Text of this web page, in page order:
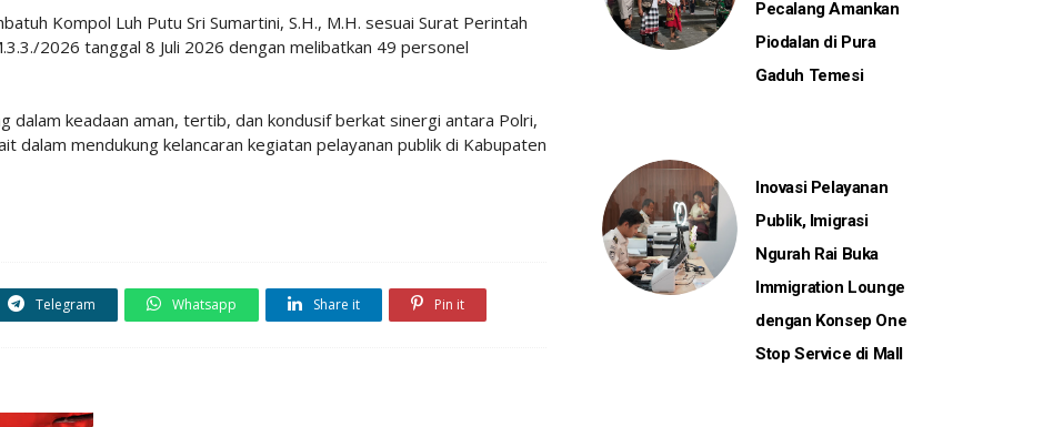
Kompol Luh Putu Sri Sumartini, S.H., M.H. sesuai Surat Perintah
2026 tanggal 8 Juli 2026 dengan melibatkan 49 personel
dalam keadaan aman, tertib, dan kondusif berkat sinergi antara Polri,
dalam mendukung kelancaran kegiatan pelayanan publik di Kabupaten
Telegram Whatsapp Share it Pin it
Pecalang Amankan
Piodalan di Pura
Gaduh Temesi
Inovasi Pelayanan
Publik, Imigrasi
Ngurah Rai Buka
Immigration Lounge
dengan Konsep One
Stop Service di Mall